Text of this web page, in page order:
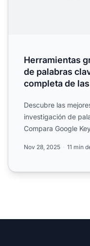
Herramientas
de palabras
completa de
Descubre las
investigación de
Compara Google
Nov 28, 2025 11 min